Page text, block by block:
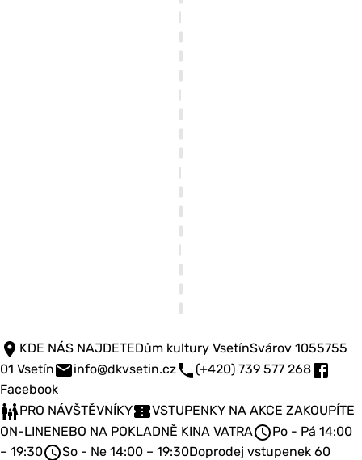
KDE NÁS NAJDETEDům kultury VsetínSvárov 1055755
01 Vsetín
info@dkvsetin.cz
(+420) 739 577 268
Facebook
PRO NÁVŠTĚVNÍKY
VSTUPENKY NA AKCE ZAKOUPÍTE
ON-LINENEBO NA POKLADNĚ KINA VATRA
Po - Pá 14:00
– 19:30
So - Ne 14:00 – 19:30Doprodej vstupenek 60